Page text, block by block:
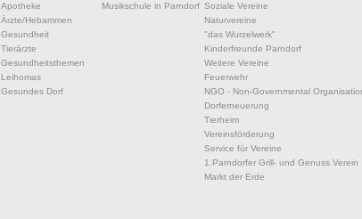
Apotheke
Ärzte/Hebammen
Gesundheit
Tierärzte
Gesundheitsthemen
Leihomas
Gesundes Dorf
Musikschule in Parndorf Soziale Vereine
Naturvereine
"das Wurzelwerk"
Kinderfreunde Parndorf
Weitere Vereine
Feuerwehr
NGO - Non-Governmental
Dorferneuerung
Tierheim
Vereinsförderung
Service für Vereine
1.Parndorfer Grill- und Genuss Verein
Markt der Erde